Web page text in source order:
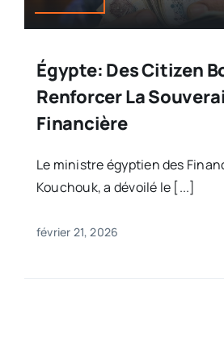
Égypte: Des Citizen
Renforcer La
Financière
Le ministre égyptien des
Kouchouk, a dévoilé le [...]
février 21, 2026